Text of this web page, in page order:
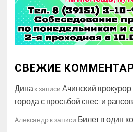
СВЕЖИЕ
Дина к записи Ачинский прокурор
города с просьбой снести
Александр к записи Билет в один